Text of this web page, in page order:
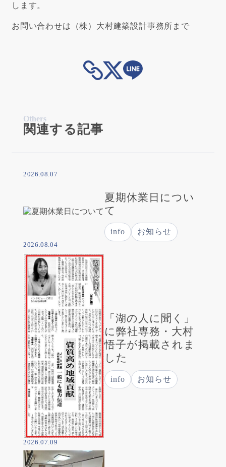
します。
お問い合わせは （株）大村建築設計事務所 まで
Others
関連する記事
2026.08.07
夏期休業日につい
て
info お知らせ
2026.08.04
「湖の人に聞く」
に弊社専務・大村
悟子が掲載されま
した
info お知らせ
2026.07.09